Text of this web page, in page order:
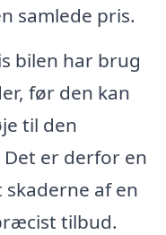
samlede pris.
bilen har brug
før den kan
til den
er derfor en
af en
tilbud.